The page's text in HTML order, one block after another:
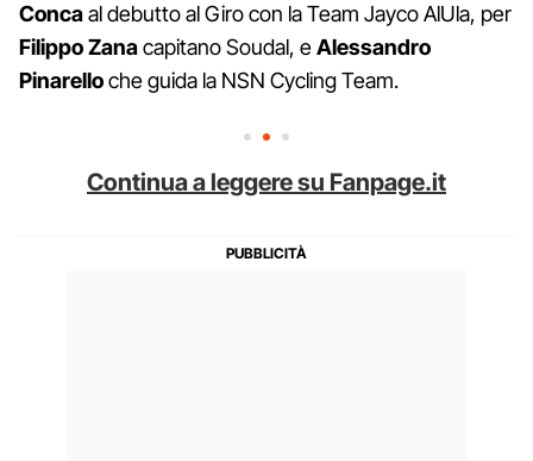
Concaal debutto al Giro con la Team Jayco AlUla, per
Filippo Zanacapitano Soudal, eAlessandro
Pinarelloche guida la NSN Cycling Team.
Continua a leggere su Fanpage.it